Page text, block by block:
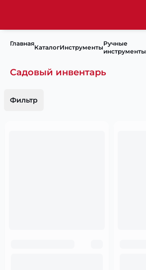
Главная
КаталогИнструменты
Ручные
инструменты
Садовый инвентарь
Фильтр